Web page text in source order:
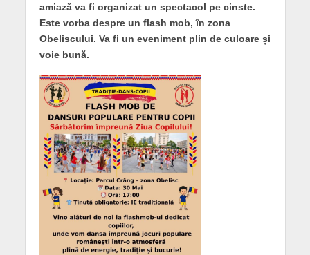
amiază va fi organizat un spectacol pe cinste.
Este vorba despre un flash mob, în zona
Obeliscului. Va fi un eveniment plin de culoare și
voie bună.